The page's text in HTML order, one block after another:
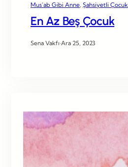
Mus’ab Gibi Anne Şahsiyetli Çocuk
En Az Beş Çocuk
Sena Vakfı·Ara 25, 2023